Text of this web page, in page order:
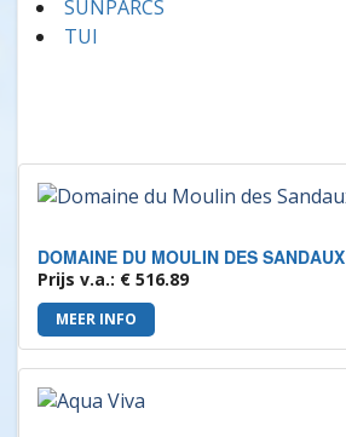
SUNPARCS
TUI
DOMAINE DU MOULIN DES SANDAUX
Prijs v.a.: € 516.89
MEER INFO